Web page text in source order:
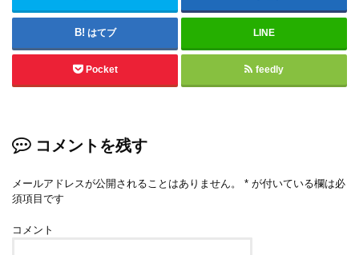
はてブ LINE
Pocket feedly
コメントを残す
メールアドレスが公開されることはありません。 * が付いている欄は必
須項目です
コメント